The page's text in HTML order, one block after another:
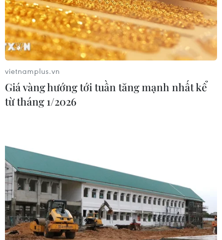
TIN CÙNG CHUYÊN MỤC
bảo vệ an ninh, trật tự ở cơ sở giỏi
toàn quốc
07/08/2026 15:57
7 học sinh đội tuyển Việt Nam đoạt
huy chương tại Olympic AI quốc tế
07/08/2026 15:27
vietnamplus.vn
Giá vàng hướng tới tuần tăng mạnh nhất kể
từ tháng 1/2026